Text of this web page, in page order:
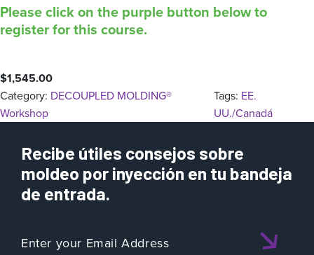
Please click on the purple button below to
register for this course.
$1,545.00
Category: DECOUPLED MOLDING®
Workshop
Tags: EE.
UU./Canadá
Recibe útiles consejos sobre
moldeo por inyección en tu bandeja
de entrada.